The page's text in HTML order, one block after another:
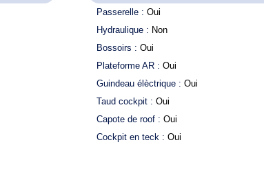
Passerelle : Oui
Hydraulique : Non
Bossoirs : Oui
Plateforme AR : Oui
Guindeau élèctrique : Oui
Taud cockpit : Oui
Capote de roof : Oui
Cockpit en teck : Oui